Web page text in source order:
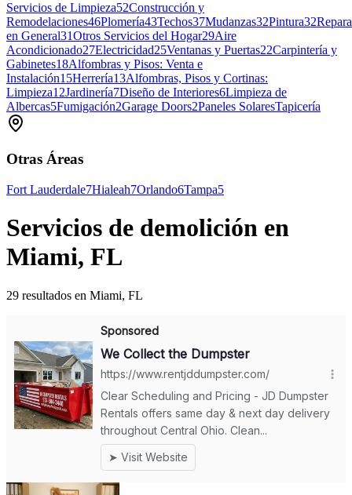
Servicios de Limpieza52Construcción y
Remodelaciones46Plomería43Techos37Mudanzas32Pintura32
en General31Otros Servicios del Hogar29Aire
Acondicionado27Electricidad25Ventanas y Puertas22Carpintería y
Gabinetes18Alfombras y Pisos: Venta e
Instalación15Herrería13Alfombras, Pisos y Cortinas:
Limpieza12Jardinería7Diseño de Interiores6Limpieza de
Albercas5Fumigación2Garage Doors2Paneles SolaresTapicería
Otras Áreas
Fort Lauderdale7Hialeah7Orlando6Tampa5
Servicios de demolición en
Miami, FL
29 resultados en Miami, FL